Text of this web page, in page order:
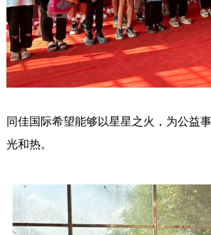
同佳国际希望能够以星星之火，为公益
光和热。